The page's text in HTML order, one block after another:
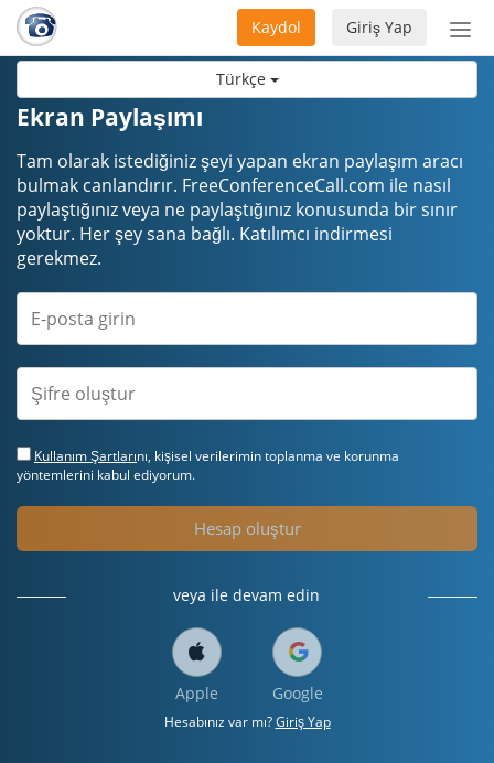
Türkçe
aç/
Giriş Yap
Kaydol
Ekran Paylaşımı
Tam olarak istediğiniz şeyi yapan ekran paylaşım aracı
bulmak canlandırır. FreeConferenceCall.com ile nasıl
paylaştığınız veya ne paylaştığınız konusunda bir sınır
yoktur. Her şey sana bağlı. Katılımcı indirmesi
gerekmez.
Kullanım Şartlarını, kişisel verilerimin toplanma ve korunma
yöntemlerini kabul ediyorum.
Hesap oluştur
veya ile devam edin
Apple Google
Hesabınız var mı?Giriş Yap